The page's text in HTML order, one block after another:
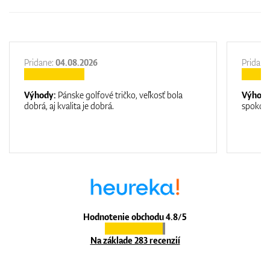
Hodnotenie obchodu 4.8/5
Na základe 283 recenzií
Pridane: 04.08.2026
Výhody: Pánske golfové tričko, veľkosť bola
dobrá, aj kvalita je dobrá.